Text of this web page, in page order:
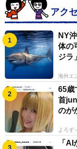
アク
NY
体の
ジラ
海外エ
65歳
首
のが
よろず
「